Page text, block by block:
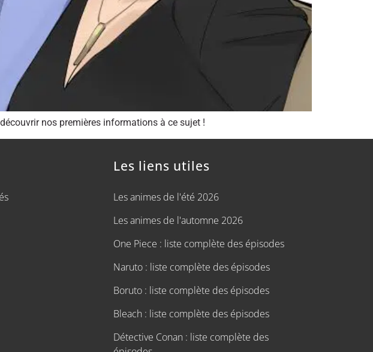
nos premières informations à ce sujet !
Les liens utiles
Les animes de l'été 2026
Les animes de l'automne 2026
One Piece : liste complète des épisodes
Naruto : liste complète des épisodes
Boruto : liste complète des épisodes
Bleach : liste complète des épisodes
Détective Conan : liste complète des